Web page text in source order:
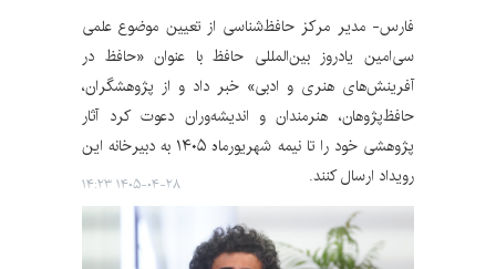
فارس- مدیر مرکز حافظ‌شناسی از تعیین موضوع علمی
سی‌امین یادروز بین‌المللی حافظ با عنوان «حافظ در
آفرینش‌های هنری و ادبی» خبر داد و از پژوهشگران،
حافظ‌پژوهان، هنرمندان و اندیشه‌وران دعوت کرد آثار
پژوهشی خود را تا نیمه شهریورماه ۱۴۰۵ به دبیرخانه این
رویداد ارسال کنند.
۱۴۰۵-۰۴-۲۸ ۱۴:۲۳